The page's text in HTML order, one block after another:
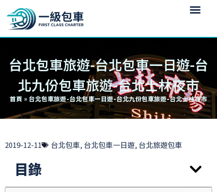
台北包車旅遊-台北包車一日遊-台
北九份包車旅遊-台北士林夜市
首頁 » 台北包車旅遊-台北包車一日遊-台北九份包車旅遊-台北士林夜市
2019-12-11 台北包車, 台北包車一日遊, 台北旅遊包車
目錄